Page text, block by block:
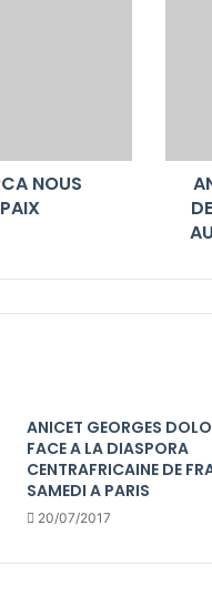
NOUS
ANICET GEORGES
FACE A LA DIASPORA
CENTRAFRICAINE DE
SAMEDI A PARIS
20/07/2017